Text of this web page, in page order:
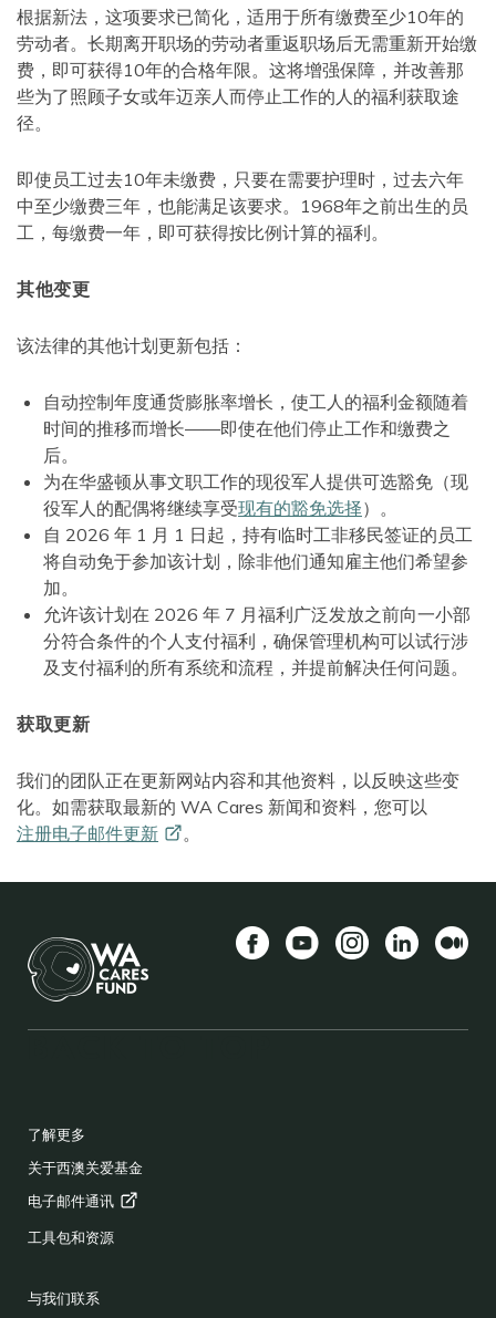
根据新法，这项要求已简化，适用于所有缴费至少10年的
劳动者。长期离开职场的劳动者重返职场后无需重新开始缴
费，即可获得10年的合格年限。这将增强保障，并改善那
些为了照顾子女或年迈亲人而停止工作的人的福利获取途
径。
即使员工过去10年未缴费，只要在需要护理时，过去六年
中至少缴费三年，也能满足该要求。1968年之前出生的员
工，每缴费一年，即可获得按比例计算的福利。
其他变更
该法律的其他计划更新包括：
自动控制年度通货膨胀率增长，使工人的福利金额随着
时间的推移而增长——即使在他们停止工作和缴费之
后。
为在华盛顿从事文职工作的现役军人提供可选豁免（现
役军人的配偶将继续享受现有的豁免选择）。
自 2026 年 1 月 1 日起，持有临时工非移民签证的员工
将自动免于参加该计划，除非他们通知雇主他们希望参
加。
允许该计划在 2026 年 7 月福利广泛发放之前向一小部
分符合条件的个人支付福利，确保管理机构可以试行涉
及支付福利的所有系统和流程，并提前解决任何问题。
获取更新
我们的团队正在更新网站内容和其他资料，以反映这些变
化。如需获取最新的 WA Cares 新闻和资料，您可以
注册电子邮件更新
。
了解更多
关于西澳关爱基金
电子邮件通讯
工具包和资源
与我们联系